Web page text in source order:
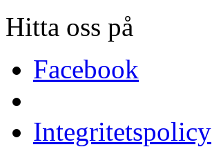
Hitta oss på
Facebook
Integritetspolicy